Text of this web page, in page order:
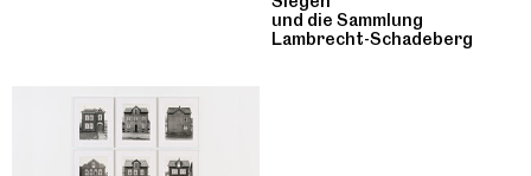
und die Sammlung
Lambrecht-Schadeberg